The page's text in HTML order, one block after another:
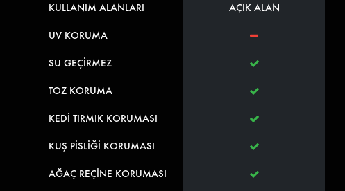
KULLANIM ALANLARI
UV KORUMA
SU GEÇİRMEZ
TOZ KORUMA
KEDİ TIRMIK KORUMASI
KUŞ PİSLİĞİ KORUMASI
AĞAÇ REÇİNE KORUMASI
AÇIK ALAN